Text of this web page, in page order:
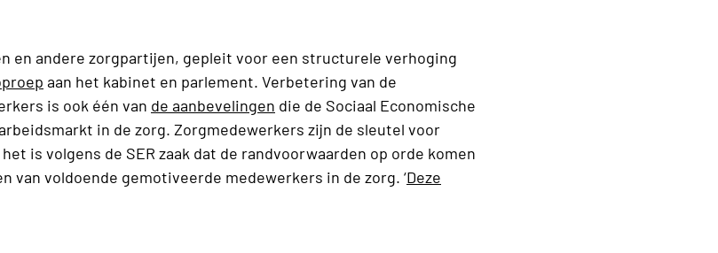
en andere zorgpartijen, gepleit voor een structurele verhoging
aan het kabinet en parlement. Verbetering van de
is ook één van de aanbevelingen die de Sociaal Economische
in de zorg. Zorgmedewerkers zijn de sleutel voor
is volgens de SER zaak dat de randvoorwaarden op orde komen
van voldoende gemotiveerde medewerkers in de zorg. ‘Deze